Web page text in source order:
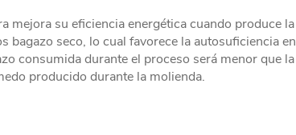
mejora su eficiencia energética cuando produce
bagazo seco, lo cual favorece la autosuficiencia
consumida durante el proceso será menor que
producido durante la molienda.